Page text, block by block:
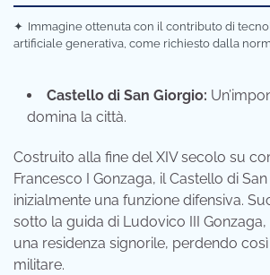
✦ Immagine ottenuta con il contributo di
artificiale generativa, come richiesto dalla
Castello di San Giorgio:
domina la città.
Costruito alla fine del XIV secolo su
Francesco I Gonzaga, il Castello di
inizialmente una funzione difensiva.
sotto la guida di Ludovico III
una residenza signorile, perdendo
militare.